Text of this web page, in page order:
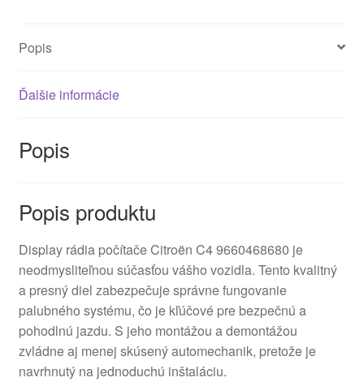
Popis
Ďalšie informácie
Popis
Popis produktu
Display rádia počítače Citroën C4 9660468680 je
neodmysliteľnou súčasťou vášho vozidla. Tento kvalitný
a presný diel zabezpečuje správne fungovanie
palubného systému, čo je kľúčové pre bezpečnú a
pohodlnú jazdu. S jeho montážou a demontážou
zvládne aj menej skúsený automechanik, pretože je
navrhnutý na jednoduchú inštaláciu.